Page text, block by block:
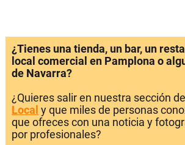
¿Tienes una tienda, un bar, un
local comercial en Pamplona o
de Navarra?
¿Quieres salir en nuestra sección de
Local y que miles de personas
que ofreces con una noticia y
por profesionales?